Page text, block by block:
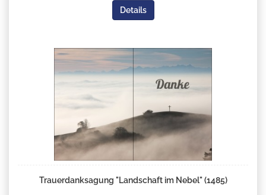
Details
Trauerdanksagung "Landschaft im Nebel" (1485)